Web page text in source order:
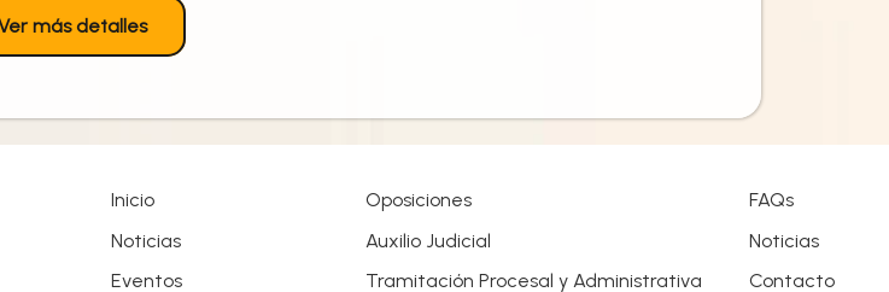
Inicio
Noticias
Eventos
Oposiciones
Auxilio Judicial
Tramitación Procesal y Administrativa
FAQs
Noticias
Contacto
más detalles